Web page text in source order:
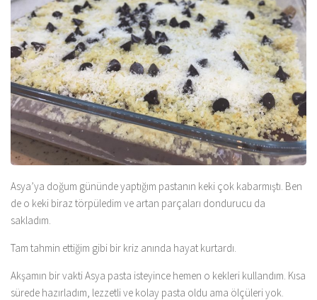
Asya’ya doğum gününde yaptığım pastanın keki çok kabarmıştı. Ben
de o keki biraz törpüledim ve artan parçaları dondurucu da
sakladım.
Tam tahmin ettiğim gibi bir kriz anında hayat kurtardı.
Akşamın bir vakti Asya pasta isteyince hemen o kekleri kullandım. Kısa
sürede hazırladım, lezzetli ve kolay pasta oldu ama ölçüleri yok.